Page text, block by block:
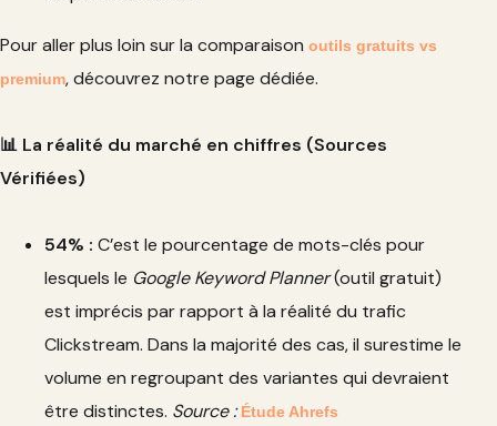
Pour aller plus loin sur la comparaison outils gratuits vs
premium, découvrez notre page dédiée.
📊 La réalité du marché en chiffres (Sources
Vérifiées)
54% : C’est le pourcentage de mots-clés pour
lesquels le Google Keyword Planner(outil gratuit)
est imprécis par rapport à la réalité du trafic
Clickstream. Dans la majorité des cas, il surestime le
volume en regroupant des variantes qui devraient
être distinctes. Source : Étude Ahrefs